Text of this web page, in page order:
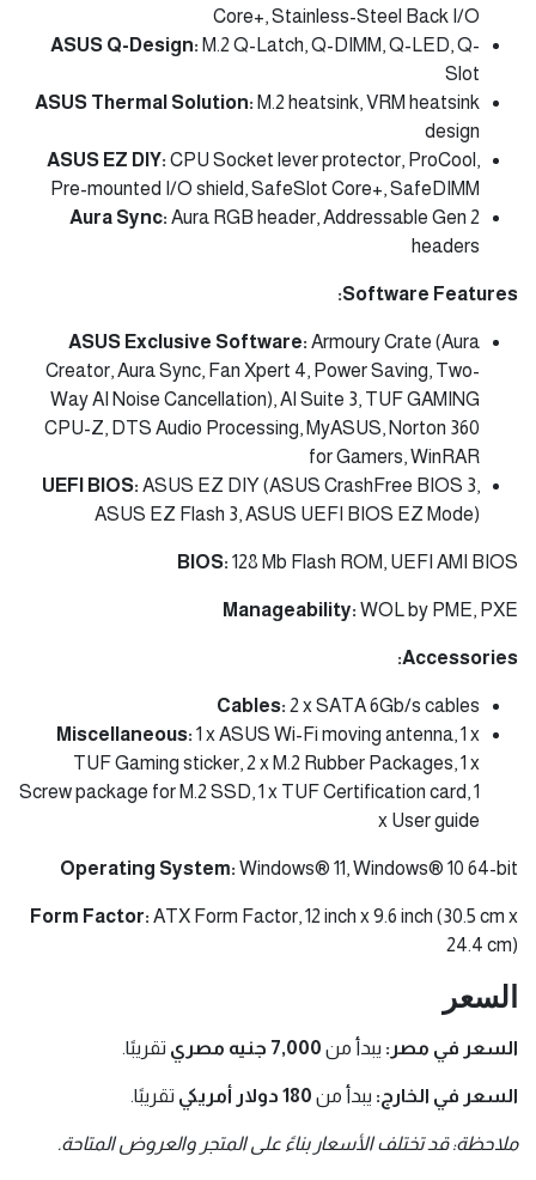
Core+, Stainless-Steel Back I/O
ASUS Q-Design: M.2 Q-Latch, Q-DIMM, Q-LED, Q-
Slot
ASUS Thermal Solution: M.2 heatsink, VRM heatsink
design
ASUS EZ DIY: CPU Socket lever protector, ProCool,
Pre-mounted I/O shield, SafeSlot Core+, SafeDIMM
Aura Sync: Aura RGB header, Addressable Gen 2
headers
Software Features:
ASUS Exclusive Software: Armoury Crate (Aura
Creator, Aura Sync, Fan Xpert 4, Power Saving, Two-
Way AI Noise Cancellation), AI Suite 3, TUF GAMING
CPU-Z, DTS Audio Processing, MyASUS, Norton 360
for Gamers, WinRAR
UEFI BIOS: ASUS EZ DIY (ASUS CrashFree BIOS 3,
ASUS EZ Flash 3, ASUS UEFI BIOS EZ Mode)
BIOS: 128 Mb Flash ROM, UEFI AMI BIOS
Manageability: WOL by PME, PXE
Accessories:
Cables: 2 x SATA 6Gb/s cables
Miscellaneous: 1 x ASUS Wi-Fi moving antenna, 1 x
TUF Gaming sticker, 2 x M.2 Rubber Packages, 1 x
Screw package for M.2 SSD, 1 x TUF Certification card, 1
x User guide
Operating System: Windows® 11, Windows® 10 64-bit
Form Factor: ATX Form Factor, 12 inch x 9.6 inch (30.5 cm x
24.4 cm)
السعر
السعر في مصر: يبدأ من 7,000 جنيه مصري تقريبًا.
السعر في الخارج: يبدأ من 180 دولار أمريكي تقريبًا.
ملاحظة: قد تختلف الأسعار بناءً على المتجر والعروض المتاحة.